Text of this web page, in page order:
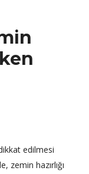
edilmesi
zemin hazırlığı